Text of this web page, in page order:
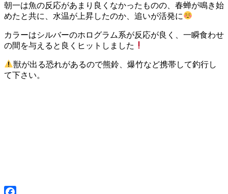
朝一は魚の反応があまり良くなかったものの、春蝉が鳴き始
めたと共に、水温が上昇したのか、追いが活発に
カラーはシルバーのホログラム系が反応が良く、一瞬食わせ
の間を与えると良くヒットしました
獣が出る恐れがあるので熊鈴、爆竹など携帯して釣行し
て下さい。